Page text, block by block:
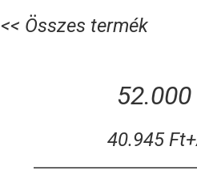
<< Összes termék
40.945